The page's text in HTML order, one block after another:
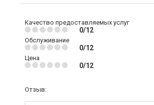
Качество предоставляемых услуг
0/12
Обслуживание
0/12
Цена
0/12
Отзыв: